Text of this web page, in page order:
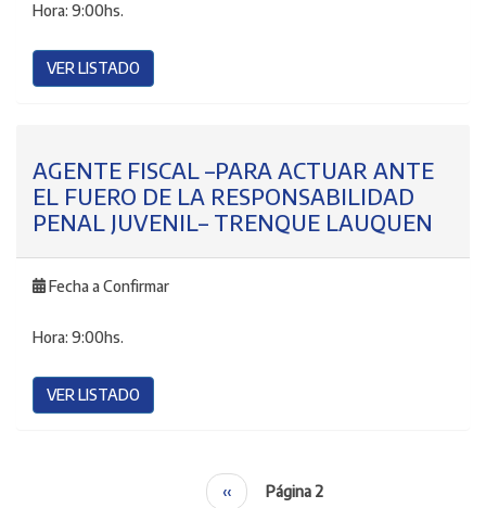
Hora: 9:00hs.
VER LISTADO
AGENTE FISCAL –PARA ACTUAR ANTE
EL FUERO DE LA RESPONSABILIDAD
PENAL JUVENIL– TRENQUE LAUQUEN
Fecha a Confirmar
Hora: 9:00hs.
VER LISTADO
Página
‹‹ Página 2